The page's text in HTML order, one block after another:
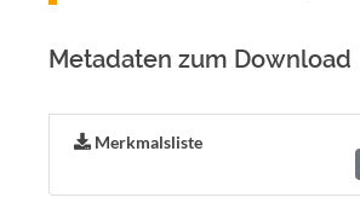
Metadaten zum Download
Merkmalsliste